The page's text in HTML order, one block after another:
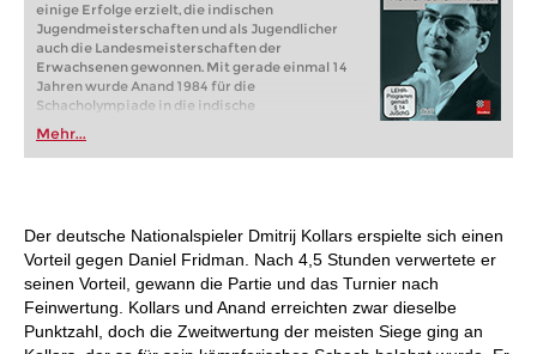
einige Erfolge erzielt, die indischen
Jugendmeisterschaften und als Jugendlicher
auch die Landesmeisterschaften der
Erwachsenen gewonnen. Mit gerade einmal 14
Jahren wurde Anand 1984 für die
Schacholympiade in die indische
Nationalmannschaft berufen. 1987 wurde er
Juniorenweltmeister, 1988 verlieh die die FIDE
dem 19-jährigen den Titel eines Großmeisters.
Mehr...
Der deutsche Nationalspieler Dmitrij Kollars erspielte sich einen
Vorteil gegen Daniel Fridman. Nach 4,5 Stunden verwertete er
seinen Vorteil, gewann die Partie und das Turnier nach
Feinwertung. Kollars und Anand erreichten zwar dieselbe
Punktzahl, doch die Zweitwertung der meisten Siege ging an